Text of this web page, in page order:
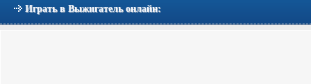
Играть в Выжигатель онлайн: